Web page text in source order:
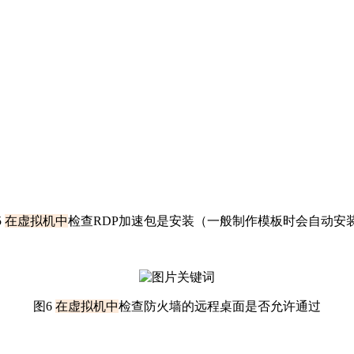
在虚拟机中检查RDP加速包是安装 （一般制作模板时会自动安
图6 在虚拟机中检查防火墙的远程桌面是否允许通过